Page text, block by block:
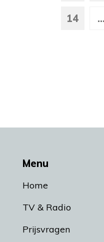
14 ...
Menu
Home
TV & Radio
Prijsvragen